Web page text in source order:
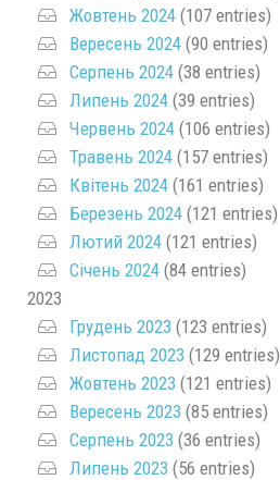
Жовтень 2024 (107 entries)
Вересень 2024 (90 entries)
Серпень 2024 (38 entries)
Липень 2024 (39 entries)
Червень 2024 (106 entries)
Травень 2024 (157 entries)
Квітень 2024 (161 entries)
Березень 2024 (121 entries)
Лютий 2024 (121 entries)
Січень 2024 (84 entries)
2023
Грудень 2023 (123 entries)
Листопад 2023 (129 entries)
Жовтень 2023 (121 entries)
Вересень 2023 (85 entries)
Серпень 2023 (36 entries)
Липень 2023 (56 entries)